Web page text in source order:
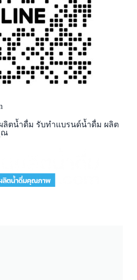
ลิตน้ำดื่ม รับทำแบรนด์น้ำดื่ม ผลิต
ณ